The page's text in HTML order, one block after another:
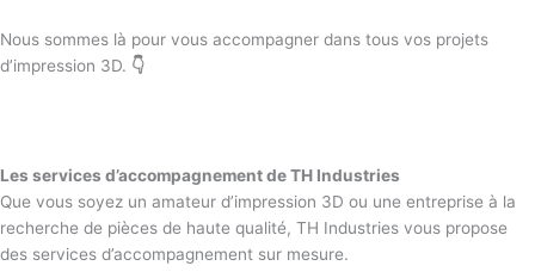
Nous sommes là pour vous accompagner dans tous vos projets
d’impression 3D. 👇
Les services d’accompagnement de TH Industries
Que vous soyez un amateur d’impression 3D ou une entreprise à la
recherche de pièces de haute qualité, TH Industries vous propose
des services d’accompagnement sur mesure.